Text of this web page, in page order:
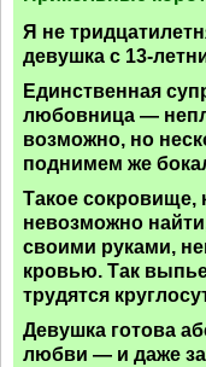
Я не
девушка с 13-
Единственная
любовница —
возможно, но
поднимем же
Такое сокровище,
невозможно
своими руками,
кровью. Так
трудятся
Девушка готова
любви — и даже